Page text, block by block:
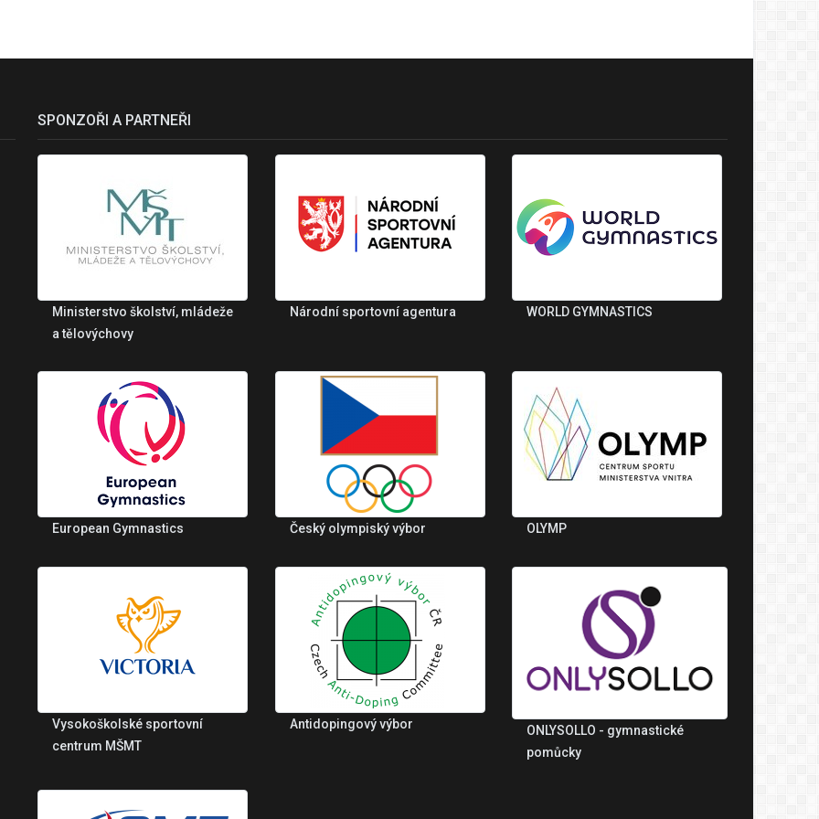
SPONZOŘI A PARTNEŘI
Ministerstvo školství, mládeže
a tělovýchovy
Národní sportovní agentura WORLD GYMNASTICS
European Gymnastics Český olympiský výbor OLYMP
Vysokoškolské sportovní
centrum MŠMT
Antidopingový výbor
ONLYSOLLO - gymnastické
pomůcky